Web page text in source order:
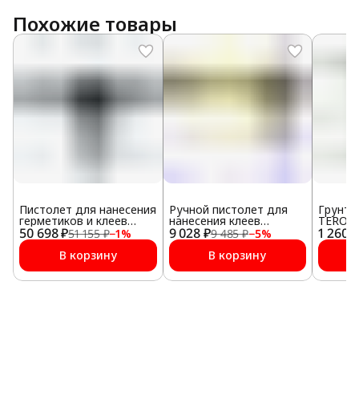
Похожие товары
50 698 ₽51 155 ₽−1%
Пистолет для нанесения
герметиков и клеев
Teroson ET Air Gun
MultiPress
В корзину
9 028 ₽9 485 ₽−5%
Ручной пистолет для
нанесения клеев
Teroson ET Staku Hand
Gun
В корзину
1 260 ₽
ONE-
25 мл